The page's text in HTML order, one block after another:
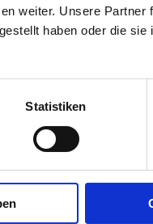
weiter. Unsere Partner
haben oder die sie
Statistiken